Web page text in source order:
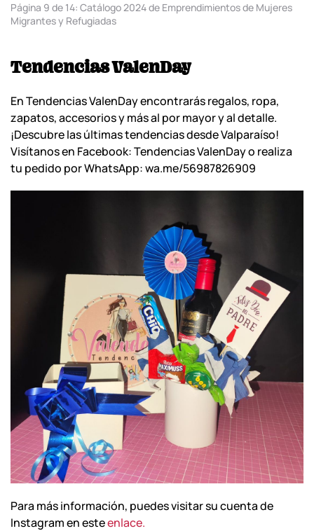
Página 9 de 14: Catálogo 2024 de Emprendimientos de Mujeres
Migrantes y Refugiadas
Tendencias ValenDay
En Tendencias ValenDay encontrarás regalos, ropa,
zapatos, accesorios y más al por mayor y al detalle.
¡Descubre las últimas tendencias desde Valparaíso!
Visítanos en Facebook: Tendencias ValenDay o realiza
tu pedido por WhatsApp: wa.me/56987826909
Para más información, puedes visitar su cuenta de
Instagram en esteenlace.